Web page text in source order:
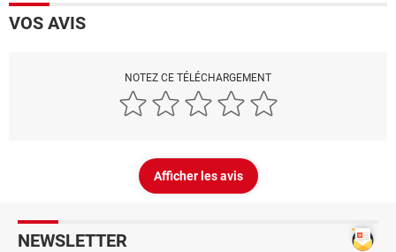
VOS AVIS
NOTEZ CE TÉLÉCHARGEMENT
Afficher les avis
NEWSLETTER